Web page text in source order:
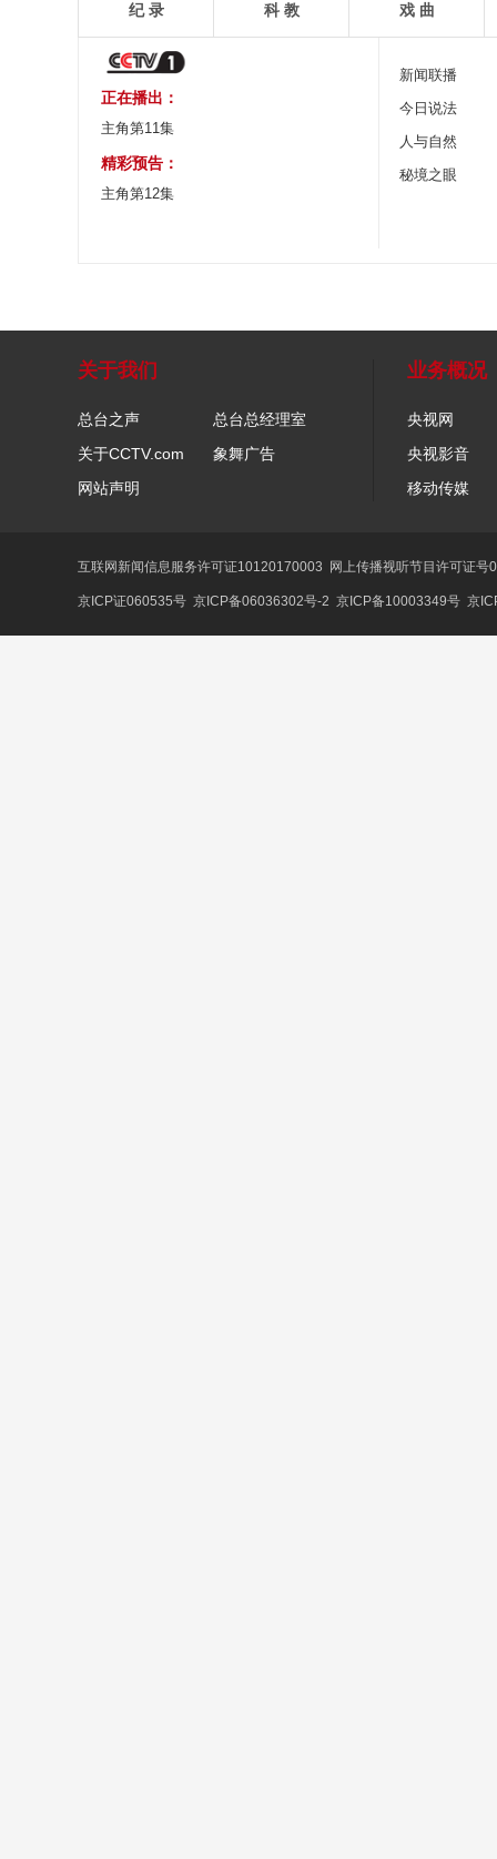
纪 录
科 教
戏 曲
正在播出：
主角第11集
精彩预告：
主角第12集
新闻联播
今日说法
人与自然
秘境之眼
关于我们
总台之声
总台总经理室
关于CCTV.com
象舞广告
网站声明
业务概况
央视网
央视影音
移动传媒
互联网新闻信息服务许可证10120170003 网上传播视听节目许可证
京ICP证060535号 京ICP备06036302号-2 京ICP备10003349号 京